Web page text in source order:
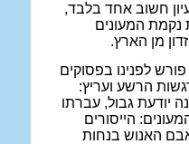
חשוב אחד בלבד,
נקמת המעונים
מן הארץ.
לפנינו בפסוקים
הרשע ועריץ:
יודעת גבול, עברתו
הייסורים
האנוש בנחות